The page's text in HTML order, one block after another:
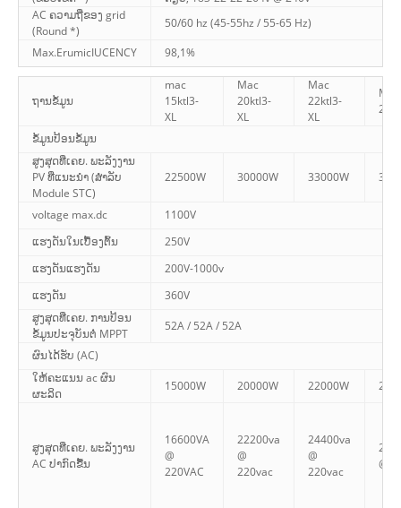
AC ຄວາມຖີ່ຂອງ grid
(Round *)
50/60 hz (45-55hz / 55-65 Hz)
Max.ErumicIUCENCY
98,1%
ຖານຂໍ້ມູນ
mac
15ktl3-
XL
Mac
20ktl3-
XL
Mac
22ktl3-
XL
Mac
ຂໍ້ມູນປ້ອນຂໍ້ມູນ
ສູງສຸດທີ່ເຄຍ. ພະລັງງານ
PV ທີ່ແນະນໍາ (ສໍາລັບ
Module STC)
22500W 30000W 33000W
voltage max.dc
1100V
ແຮງດັນໃນເບື້ອງຕົ້ນ
250V
ແຮງດັນແຮງດັນ
200V-1000v
ແຮງດັນ
360V
ສູງສຸດທີ່ເຄຍ. ການປ້ອນ
ຂໍ້ມູນປະຈຸບັນຕໍ່ MPPT
52A / 52A / 52A
ຜົນໄດ້ຮັບ (AC)
ໃຫ້ຄະແນນ ac ຜົນ
ຜະລິດ
15000W 20000W 22000W
ສູງສຸດທີ່ເຄຍ. ພະລັງງານ
AC ປາກົດຂື້ນ
16600VA
@
220VAC
22200va
@
220vac
24400va
@
220vac
@